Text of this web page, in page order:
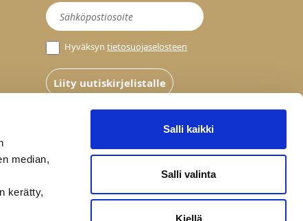
median,
kerätty,
Salli kaikki
Salli valinta
Kiellä
Uutiskirje
Hyväksyn tietosuojaselosteen
Liity uutiskirjelistalle